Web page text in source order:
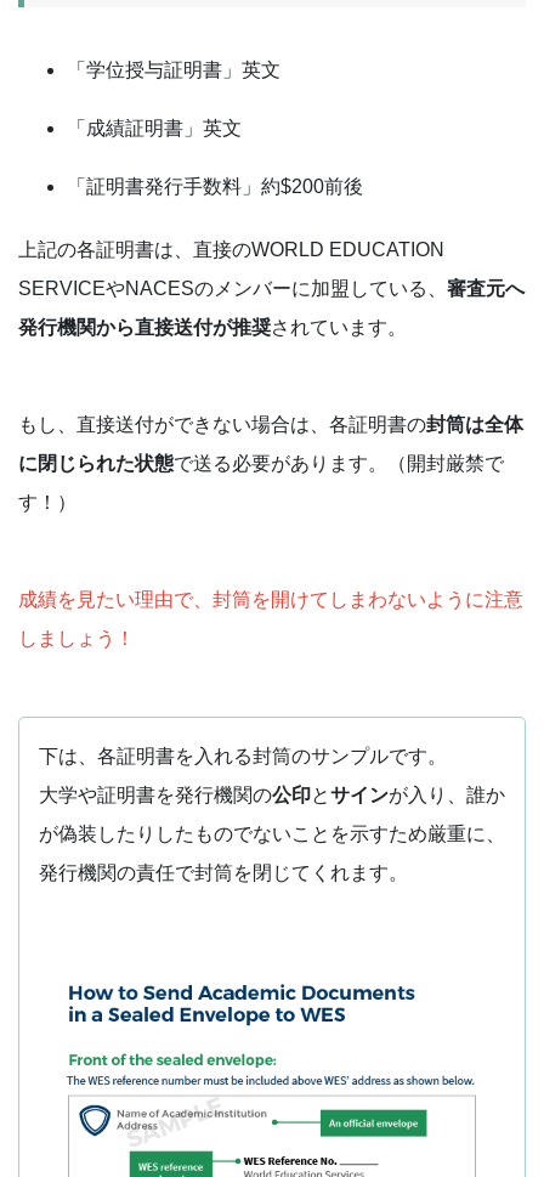
「学位授与証明書」英文
「成績証明書」英文
「証明書発行手数料」約$200前後
上記の各証明書は、直接のWORLD EDUCATION
SERVICEやNACESのメンバーに加盟している、 審査元へ
発行機関から直接送付が推奨されています。
もし、直接送付ができない場合は、各証明書の封筒は全体
に閉じられた状態で送る必要があります。（開封厳禁で
す！）
成績を見たい理由で、封筒を開けてしまわないように注意
しましょう！
下は、各証明書を入れる封筒のサンプルです。
大学や証明書を発行機関の公印とサインが入り、誰か
が偽装したりしたものでないことを示すため厳重に、
発行機関の責任で封筒を閉じてくれます。